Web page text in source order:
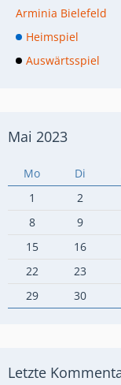
Arminia Bielefeld
Heimspiel
Auswärtsspiel
Mai 2023
Mo Di
1
2
8
9
15
16
22
23
29
30
Letzte